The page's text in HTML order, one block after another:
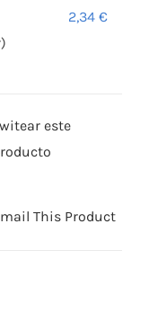
este
This Product
2,34€